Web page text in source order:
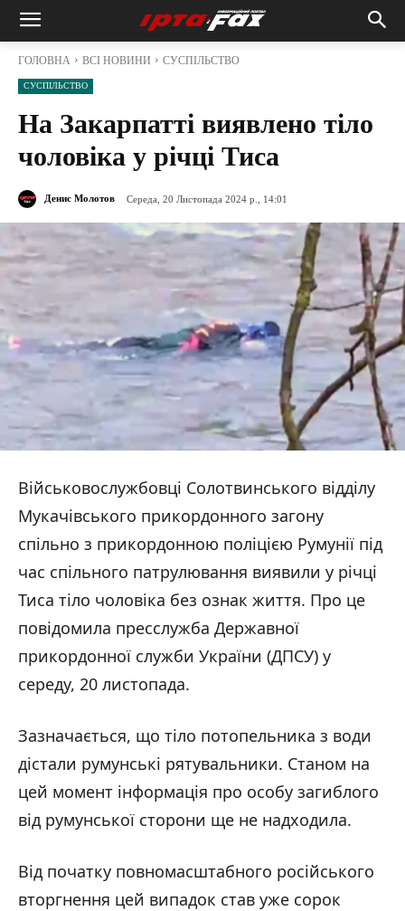
ГОЛОВНА ВСІ НОВИНИ СУСПІЛЬСТВО
СУСПІЛЬСТВО
На Закарпатті виявлено тіло
чоловіка у річці Тиса
Денис Молотов Середа, 20 Листопада 2024 р., 14:01
Військовослужбовці Солотвинського відділу
Мукачівського прикордонного загону
спільно з прикордонною поліцією Румунії під
час спільного патрулювання виявили у річці
Тиса тіло чоловіка без ознак життя. Про це
повідомила пресслужба Державної
прикордонної служби України (ДПСУ) у
середу, 20 листопада.
Зазначається, що тіло потопельника з води
дістали румунські рятувальники. Станом на
цей момент інформація про особу загиблого
від румунської сторони ще не надходила.
Від початку повномасштабного російського
вторгнення цей випадок став уже сорок